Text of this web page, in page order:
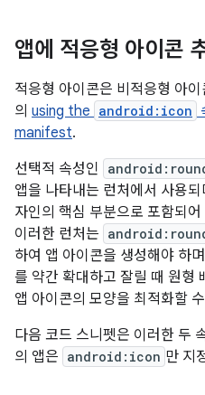
앱에 적응형 아이콘
적응형 아이콘은 비적응형 아
의 using the android:icon
manifest.
선택적 속성인
앱을 나타내는 런처에서 사용
자인의 핵심 부분으로 포함되
이러한 런처는
하여 앱 아이콘을 생성해야 하
를 약간 확대하고 잘릴 때 원형
앱 아이콘의 모양을 최적화할
다음 코드 스니펫은 이러한 두
의 앱은 android:icon 만 지